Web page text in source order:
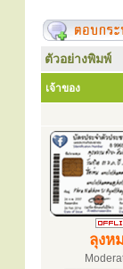
ตัวอย่างพิมพ์
เจ้าของ
ลุงห